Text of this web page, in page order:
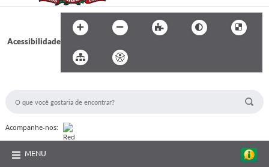
Acessibilidade
Acompanhe-nos:
MENU